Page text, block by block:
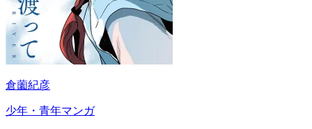
倉薗紀彦
少年・青年マンガ